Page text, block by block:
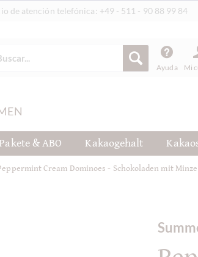
de atención telefónica: +49 - 511 - 90 88 99 84
Ayuda Mi
& ABO Kakaogehalt
Cream Dominoes - Schokoladen mit Minze